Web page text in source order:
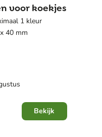
voor koekjes
1 kleur
40 mm
Bekijk